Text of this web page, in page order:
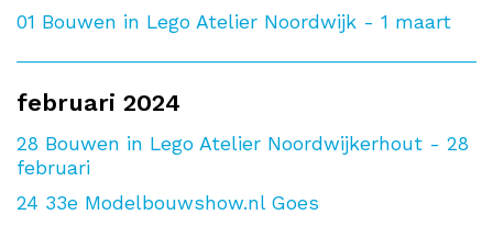
01 Bouwen in Lego Atelier Noordwijk - 1 maart
februari 2024
28 Bouwen in Lego Atelier Noordwijkerhout - 28
februari
24 33e Modelbouwshow.nl Goes